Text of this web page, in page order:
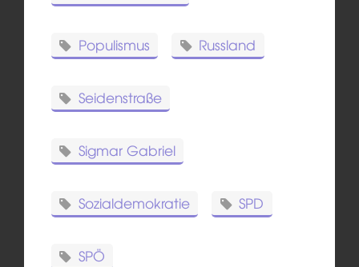
Populismus Russland
Seidenstraße
Sigmar Gabriel
Sozialdemokratie SPD
SPÖ